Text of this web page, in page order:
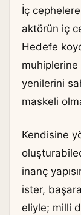
İç
aktörün iç
Hedefe
yenilerini
maskeli
Kendisine
inanç
ister,
eliyle; milli